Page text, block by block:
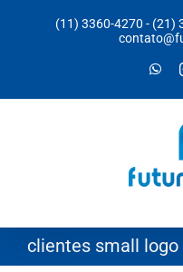
(11) 3360-4270 - (21)
clientes small logo